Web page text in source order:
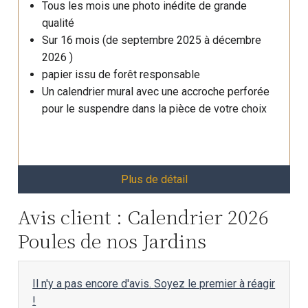
Tous les mois une photo inédite de grande
qualité
Sur 16 mois (de septembre 2025 à décembre
2026 )
papier issu de forêt responsable
Un calendrier mural avec une accroche perforée
pour le suspendre dans la pièce de votre choix
Plus de détail
Avis client : Calendrier 2026
Poules de nos Jardins
Il n'y a pas encore d'avis. Soyez le premier à réagir
!